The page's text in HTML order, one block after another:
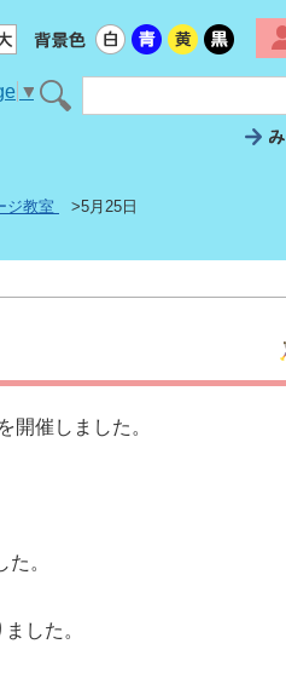
▼
ジ教室 >5月25日
開催しました。
。
りました。